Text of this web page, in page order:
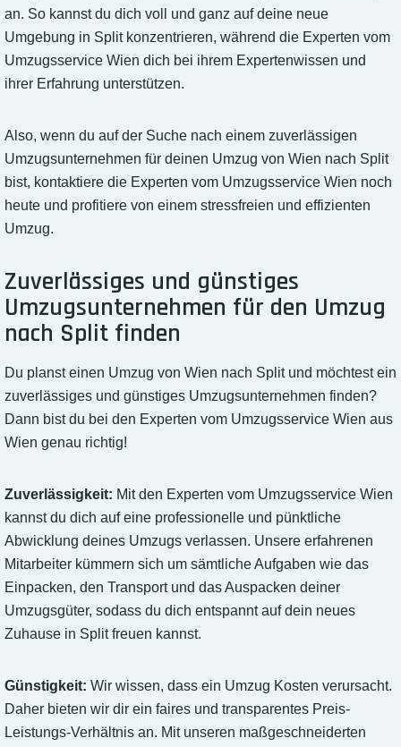
an. So kannst du dich voll und ganz auf deine neue
Umgebung in Split konzentrieren, während die Experten vom
Umzugsservice Wien dich bei ihrem Expertenwissen und
ihrer Erfahrung unterstützen.
Also, wenn du auf der Suche nach einem zuverlässigen
Umzugsunternehmen für deinen Umzug von Wien nach Split
bist, kontaktiere die Experten vom Umzugsservice Wien noch
heute und profitiere von einem stressfreien und effizienten
Umzug.
Zuverlässiges und günstiges
Umzugsunternehmen für den Umzug
nach Split finden
Du planst einen Umzug von Wien nach Split und möchtest ein
zuverlässiges und günstiges Umzugsunternehmen finden?
Dann bist du bei den Experten vom Umzugsservice Wien aus
Wien genau richtig!
Zuverlässigkeit: Mit den Experten vom Umzugsservice Wien
kannst du dich auf eine professionelle und pünktliche
Abwicklung deines Umzugs verlassen. Unsere erfahrenen
Mitarbeiter kümmern sich um sämtliche Aufgaben wie das
Einpacken, den Transport und das Auspacken deiner
Umzugsgüter, sodass du dich entspannt auf dein neues
Zuhause in Split freuen kannst.
Günstigkeit: Wir wissen, dass ein Umzug Kosten verursacht.
Daher bieten wir dir ein faires und transparentes Preis-
Leistungs-Verhältnis an. Mit unseren maßgeschneiderten